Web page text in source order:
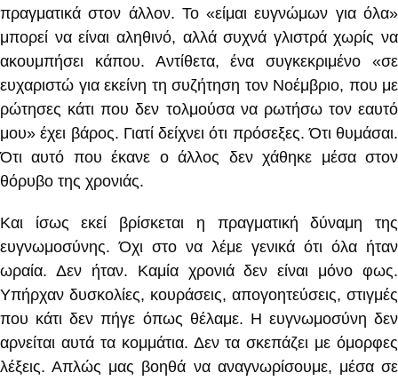
πραγματικά στον άλλον. Το «είμαι ευγνώμων για όλα»
μπορεί να είναι αληθινό, αλλά συχνά γλιστρά χωρίς να
ακουμπήσει κάπου. Αντίθετα, ένα συγκεκριμένο «σε
ευχαριστώ για εκείνη τη συζήτηση τον Νοέμβριο, που με
ρώτησες κάτι που δεν τολμούσα να ρωτήσω τον εαυτό
μου» έχει βάρος. Γιατί δείχνει ότι πρόσεξες. Ότι θυμάσαι.
Ότι αυτό που έκανε ο άλλος δεν χάθηκε μέσα στον
θόρυβο της χρονιάς.
Και ίσως εκεί βρίσκεται η πραγματική δύναμη της
ευγνωμοσύνης. Όχι στο να λέμε γενικά ότι όλα ήταν
ωραία. Δεν ήταν. Καμία χρονιά δεν είναι μόνο φως.
Υπήρχαν δυσκολίες, κουράσεις, απογοητεύσεις, στιγμές
που κάτι δεν πήγε όπως θέλαμε. Η ευγνωμοσύνη δεν
αρνείται αυτά τα κομμάτια. Δεν τα σκεπάζει με όμορφες
λέξεις. Απλώς μας βοηθά να αναγνωρίσουμε, μέσα σε